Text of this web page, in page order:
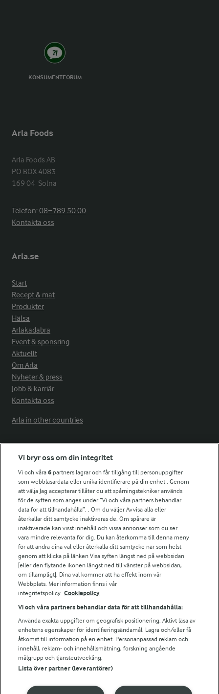
KONSUMENTFORUM
Arla Foods
Arla Foods AB
PO BOX 4083
169 04  Solna
Telefon:08−789 50 00
Kontakta oss
Arla.se
Start
Recept & mat
Produkter
Hälsa
Arlakadabra
Event & sponsring
Aktuellt
Om Arla
Nyheter & press
Jobb & karriär
Kontakta oss
Arla in other countries
Fler Arlasajter
För ägare
Arlas kundportal
Arla.com
Falbygdens Ost
Arla webbshop
Bildbank
Följ oss
© 2026 Arla Foods
Vi bryr oss om din integritet
Vi och våra6 partners lagrar och får tillgång till personuppgifter
som webbläsardata eller unika identifierare på din enhet . Genom
att välja Jag accepterar tillåter du att spårningstekniker används
för de syften som anges under ”Vi och våra partners behandlar
data för att tillhandahålla”. . Om du väljer Avvisa alla eller
återkallar ditt samtycke inaktiveras de. Om spårare är
inaktiverade kan visst innehåll och vissa annonser som du ser
vara mindre relevanta för dig. Du kan återkomma till denna meny
för att ändra dina val eller återkalla ditt samtycke när som helst
genom att klicka på länken Visa syften längst ned på webbsidan
[eller den flytande ikonen längst ned till vänster på webbsidan,
om tillämpligt]. Dina val kommer att ha effekt inom vår
Webbplats. Mer information finns i vår
integritetspolicy. Cookiepolicy
Vi och våra partners behandlar data för att tillhandahålla:
Använda exakta uppgifter om geografisk positionering. Aktivt läsa av
enhetens egenskaper för identifieringsändamål. Lagra och/eller få
åtkomst till information på en enhet. Personanpassad reklam och
innehåll, reklam- och innehållsmätning, forskning angående
målgrupp och tjänsteutveckling.
Lista över partner (leverantörer)